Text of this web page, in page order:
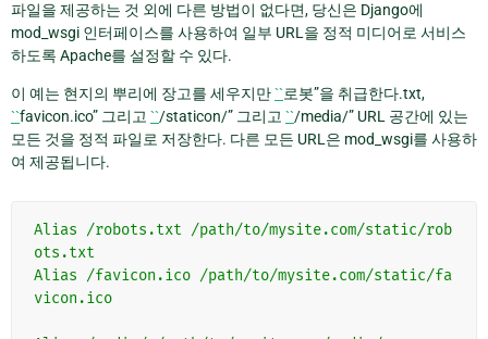
파일을 제공하는 것 외에 다른 방법이 없다면, 당신은 Django에
mod_wsgi 인터페이스를 사용하여 일부 URL을 정적 미디어로 서비스
하도록 Apache를 설정할 수 있다.
이 예는 현지의 뿌리에 장고를 세우지만``로봇”을 취급한다.txt,
``favicon.ico” 그리고 ``/staticon/” 그리고 ``/media/” URL 공간에 있는
모든 것을 정적 파일로 저장한다. 다른 모든 URL은 mod_wsgi를 사용하
여 제공됩니다.
Alias /robots.txt /path/to/mysite.com/static/rob
ots.txt
Alias /favicon.ico /path/to/mysite.com/static/fa
vicon.ico